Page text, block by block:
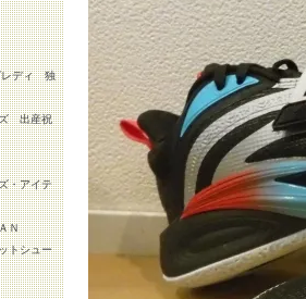
レディ 独
出産祝
・アイテ
Ｎ
トシュー